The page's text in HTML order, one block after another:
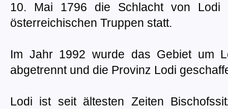
10. Mai 1796 die Schlacht von Lodi
österreichischen Truppen statt.
Im Jahr 1992 wurde das Gebiet um
abgetrennt und die Provinz Lodi
Lodi ist seit ältesten Zeiten